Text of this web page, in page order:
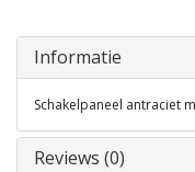
Informatie
Schakelpaneel antraciet
Reviews (0)